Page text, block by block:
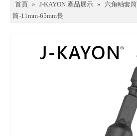
首頁 » J-KAYON 產品展示 » 六角軸套筒
筒-11mm-65mm長